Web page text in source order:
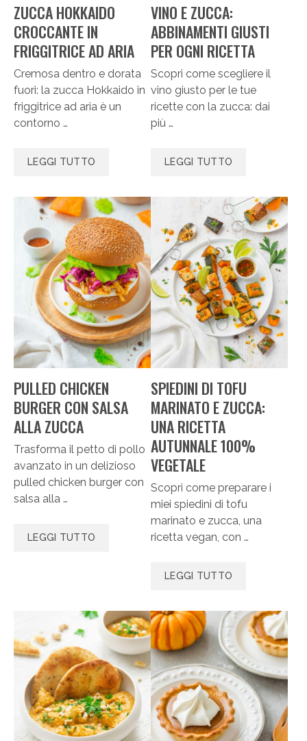
ZUCCA HOKKAIDO
CROCCANTE IN
FRIGGITRICE AD ARIA
Cremosa dentro e dorata
fuori: la zucca Hokkaido in
friggitrice ad aria è un
contorno …
LEGGI TUTTO
VINO E ZUCCA:
ABBINAMENTI GIUSTI
PER OGNI RICETTA
Scopri come scegliere il
vino giusto per le tue
ricette con la zucca: dai
più …
LEGGI TUTTO
PULLED CHICKEN
BURGER CON SALSA
ALLA ZUCCA
Trasforma il petto di pollo
avanzato in un delizioso
pulled chicken burger con
salsa alla …
LEGGI TUTTO
SPIEDINI DI TOFU
MARINATO E ZUCCA:
UNA RICETTA
AUTUNNALE 100%
VEGETALE
Scopri come preparare i
miei spiedini di tofu
marinato e zucca, una
ricetta vegan, con …
LEGGI TUTTO